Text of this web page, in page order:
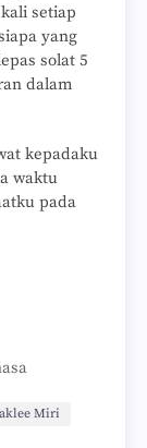
setiap
yang
solat 5
dalam
kepadaku
waktu
pada
Miri